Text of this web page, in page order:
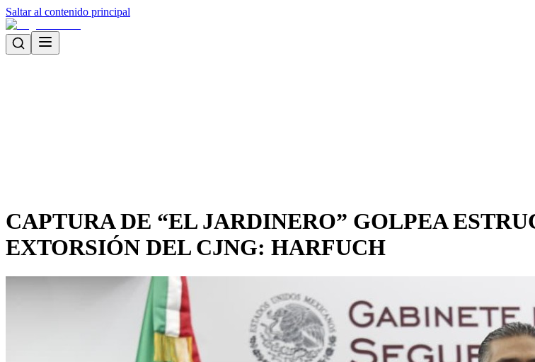
Saltar al contenido principal
CAPTURA DE “EL JARDINERO” GOLPEA
EXTORSIÓN DEL CJNG: HARFUCH